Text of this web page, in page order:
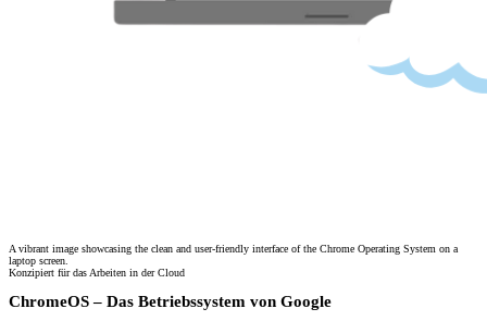
A vibrant image showcasing the clean and user-friendly interface of the Chrome Operating System on a
laptop screen.
Konzipiert für das Arbeiten in der Cloud
ChromeOS – Das Betriebssystem von Google